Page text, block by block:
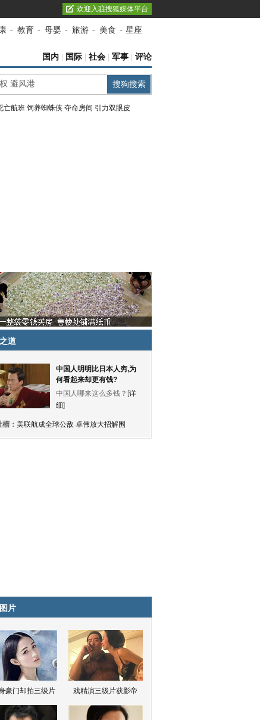
欢迎入驻搜狐媒体平台
- 教育 - 母婴 - 旅游 - 美食 - 星座
国内 国际 社会 军事 评论
亡航班 饲养蜘蛛侠 夺命房间 引力双眼皮
道
中国人明明比日本人穷,为
何看起来却更有钱?
中国人哪来这么多钱？[详
细]
： 美联航成全球公敌 卓伟放大招解围
片
豪门却拍三级片 戏精演三级片获影帝